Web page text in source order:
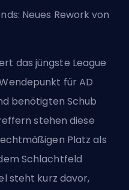
Neues Rework von
das jüngste League
für AD
benötigten Schub
stehen diese
Platz als
Schlachtfeld
steht kurz davor,